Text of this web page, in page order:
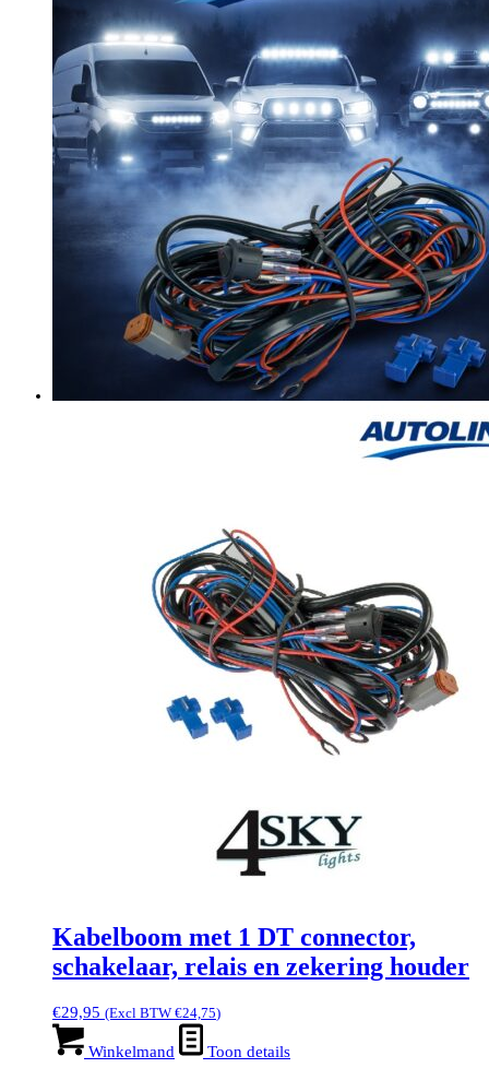
Kabelboom met 1 DT connector,
schakelaar, relais en zekering houder
€29,95 (Excl BTW €24,75)
Winkelmand Toon details